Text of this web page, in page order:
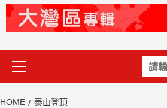
關
鍵
Primary
Menu
HOME 泰山登頂